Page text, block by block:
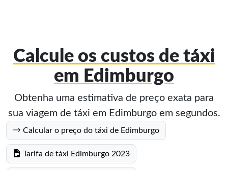
Calcule os custos de táxi
em Edimburgo
Obtenha uma estimativa de preço exata para
sua viagem de táxi em Edimburgo em segundos.
Calcular o preço do táxi de Edimburgo
Tarifa de táxi Edimburgo 2023